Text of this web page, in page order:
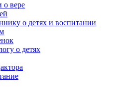
о вере
о детях и воспитании
о детях